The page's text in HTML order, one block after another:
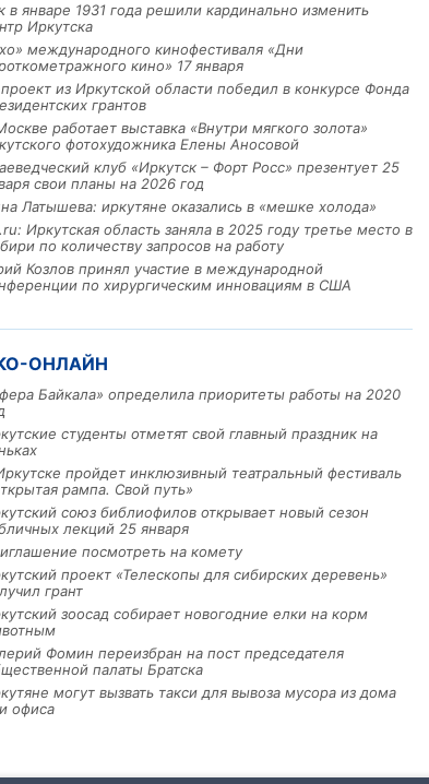
в январе 1931 года решили кардинально изменить
Иркутска
международного кинофестиваля «Дни
кино» 17 января
из Иркутской области победил в конкурсе Фонда
грантов
работает выставка «Внутри мягкого золота»
фотохудожника Елены Аносовой
клуб «Иркутск – Форт Росс» презентует 25
свои планы на 2026 год
Латышева: иркутяне оказались в «мешке холода»
Иркутская область заняла в 2025 году третье место в
по количеству запросов на работу
Козлов принял участие в международной
по хирургическим инновациям в США
ОНЛАЙН
Байкала» определила приоритеты работы на 2020
студенты отметят свой главный праздник на
пройдет инклюзивный театральный фестиваль
рампа. Свой путь»
союз библиофилов открывает новый сезон
лекций 25 января
посмотреть на комету
проект «Телескопы для сибирских деревень»
грант
зоосад собирает новогодние елки на корм
Фомин переизбран на пост председателя
палаты Братска
могут вызвать такси для вывоза мусора из дома
офиса
рублей получит
машиностроительное предприятие
из Иркутской области
3 фото